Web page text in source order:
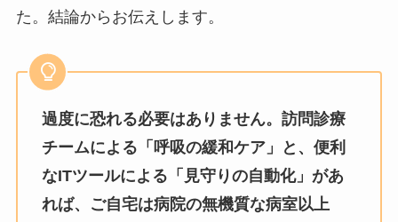
た。結論からお伝えします。
過度に恐れる必要はありません。訪問診療
チームによる「呼吸の緩和ケア」と、便利
なITツールによる「見守りの自動化」があ
れば、ご自宅は病院の無機質な病室以上